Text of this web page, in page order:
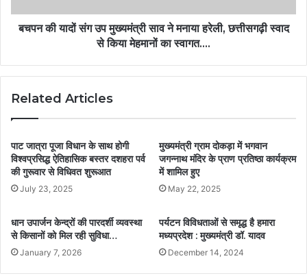
बचपन की यादों संग उप मुख्यमंत्री साव ने मनाया हरेली, छत्तीसगढ़ी स्वाद
से किया मेहमानों का स्वागत….
Related Articles
पाट जात्रा पूजा विधान के साथ होगी
विश्वप्रसिद्ध ऐतिहासिक बस्तर दशहरा पर्व
की गुरूवार से विधिवत शुरूआत
July 23, 2025
मुख्यमंत्री ग्राम दोकड़ा में भगवान
जगन्नाथ मंदिर के प्राण प्रतिष्ठा कार्यक्रम
में शामिल हुए
May 22, 2025
धान उपार्जन केन्द्रों की पारदर्शी व्यवस्था
से किसानों को मिल रही सुविधा…
January 7, 2026
पर्यटन विविधताओं से समृद्ध है हमारा
मध्यप्रदेश : मुख्यमंत्री डॉ. यादव
December 14, 2024